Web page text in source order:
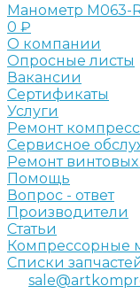
Манометр M063-
0 ₽
О компании
Опросные листы
Вакансии
Сертификаты
Услуги
Ремонт
Сервисное
Ремонт
Помощь
Вопрос - ответ
Производители
Статьи
Компрессорные
Списки